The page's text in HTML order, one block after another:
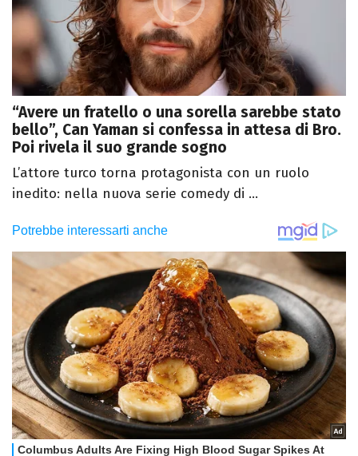
“Avere un fratello o una sorella sarebbe stato
bello”, Can Yaman si confessa in attesa di Bro.
Poi rivela il suo grande sogno
L’attore turco torna protagonista con un ruolo
inedito: nella nuova serie comedy di ...